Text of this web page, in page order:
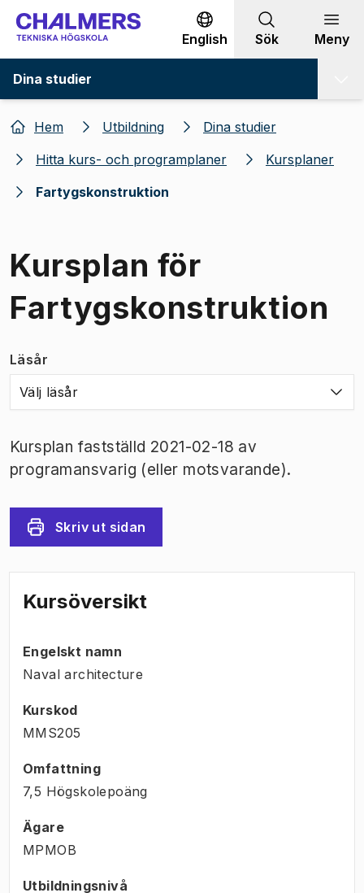
Gå till innehållet
English Sök Meny
Dina studier
Hem Utbildning
Dina studier
Hitta kurs- och programplaner
Kursplaner
Fartygskonstruktion
Kursplan för
Fartygskonstruktion
Läsår
Välj läsår
Kursplan fastställd 2021-02-18 av
programansvarig (eller motsvarande).
Skriv ut sidan
Kursöversikt
Engelskt namn
Naval architecture
Kurskod
MMS205
Omfattning
7,5 Högskolepoäng
Ägare
MPMOB
Utbildningsnivå